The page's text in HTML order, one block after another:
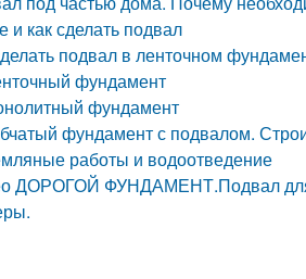
и как сделать подвал
подвал в ленточном
фундамент
фундамент
фундамент с подвалом.
работы и водоотведение
ДОРОГОЙ ФУНДАМЕНТ.Подвал для